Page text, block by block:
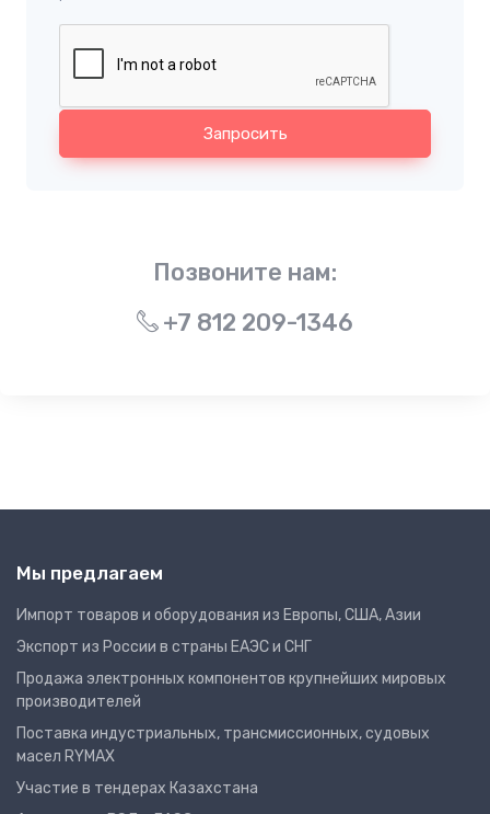
Запросить
Позвоните нам:
+7 812 209-1346
Мы предлагаем
Импорт товаров и оборудования из Европы, США, Азии
Экспорт из России в страны ЕАЭС и СНГ
Продажа электронных компонентов крупнейших мировых
производителей
Поставка индустриальных, трансмиссионных, судовых
масел RYMAX
Участие в тендерах Казахстана